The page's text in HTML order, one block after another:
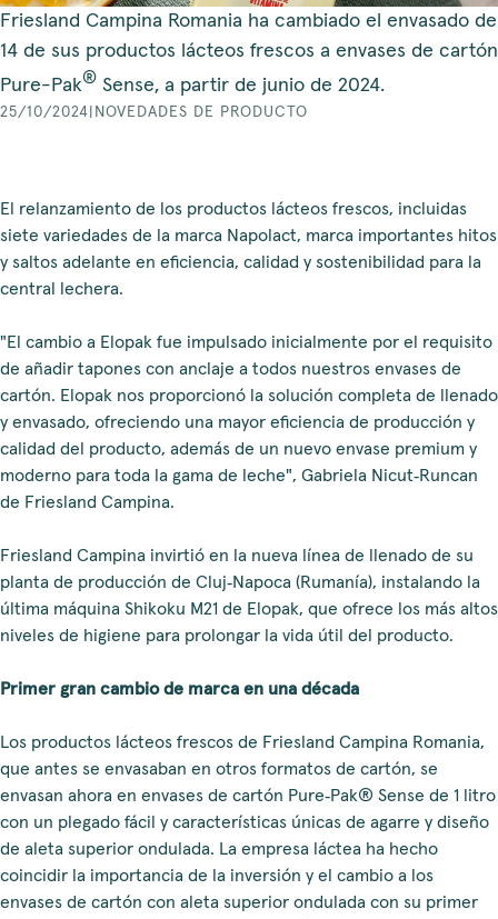
Friesland Campina Romania ha cambiado el envasado de
14 de sus productos lácteos frescos a envases de cartón
Pure-Pak® Sense, a partir de junio de 2024.
25/10/2024 NOVEDADES DE PRODUCTO
El relanzamiento de los productos lácteos frescos, incluidas
siete variedades de la marca Napolact, marca importantes hitos
y saltos adelante en eficiencia, calidad y sostenibilidad para la
central lechera.
"El cambio a Elopak fue impulsado inicialmente por el requisito
de añadir tapones con anclaje a todos nuestros envases de
cartón. Elopak nos proporcionó la solución completa de llenado
y envasado, ofreciendo una mayor eficiencia de producción y
calidad del producto, además de un nuevo envase premium y
moderno para toda la gama de leche", Gabriela Nicut‑Runcan
de Friesland Campina.
Friesland Campina invirtió en la nueva línea de llenado de su
planta de producción de Cluj‑Napoca (Rumanía), instalando la
última máquina Shikoku M21 de Elopak, que ofrece los más altos
niveles de higiene para prolongar la vida útil del producto.
Primer gran cambio de marca en una década
Los productos lácteos frescos de Friesland Campina Romania,
que antes se envasaban en otros formatos de cartón, se
envasan ahora en envases de cartón Pure‑Pak® Sense de 1 litro
con un plegado fácil y características únicas de agarre y diseño
de aleta superior ondulada. La empresa láctea ha hecho
coincidir la importancia de la inversión y el cambio a los
envases de cartón con aleta superior ondulada con su primer